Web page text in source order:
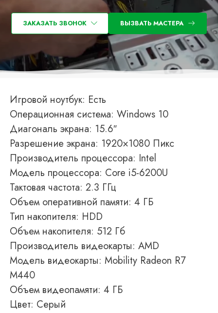
ЗАКАЗАТЬ ЗВОНОК ВЫЗВАТЬ МАСТЕРА
Игровой ноутбук: Есть
Операционная система: Windows 10
Диагональ экрана: 15.6″
Разрешение экрана: 1920×1080 Пикс
Производитель процессора: Intel
Модель процессора: Core i5-6200U
Тактовая частота: 2.3 ГГц
Объем оперативной памяти: 4 ГБ
Тип накопителя: HDD
Объем накопителя: 512 Гб
Производитель видеокарты: AMD
Модель видеокарты: Mobility Radeon R7
M440
Объем видеопамяти: 4 ГБ
Цвет: Серый